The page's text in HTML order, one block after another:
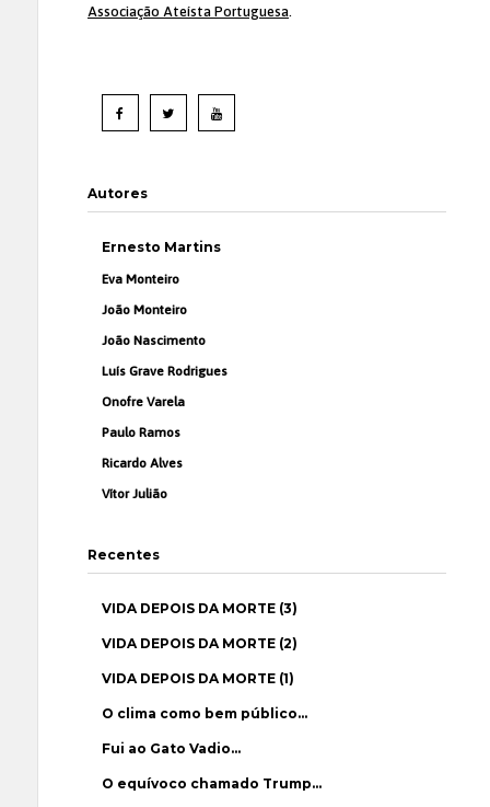
Associação Ateísta Portuguesa.
Autores
Ernesto Martins
Eva Monteiro
João Monteiro
João Nascimento
Luís Grave Rodrigues
Onofre Varela
Paulo Ramos
Ricardo Alves
Vítor Julião
Recentes
VIDA DEPOIS DA MORTE (3)
VIDA DEPOIS DA MORTE (2)
VIDA DEPOIS DA MORTE (1)
O clima como bem público…
Fui ao Gato Vadio…
O equívoco chamado Trump…